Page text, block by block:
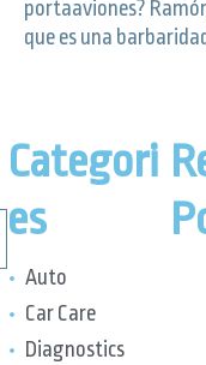
portaaviones?
que es una
Categori
es
Auto
Car Care
Diagnostics